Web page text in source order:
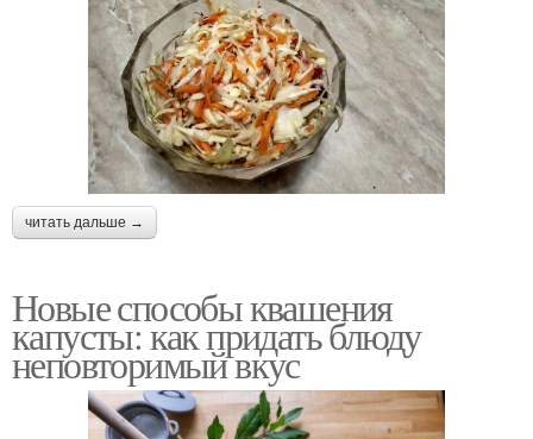
читать дальше →
Новые способы квашения
капусты: как придать блюду
неповторимый вкус